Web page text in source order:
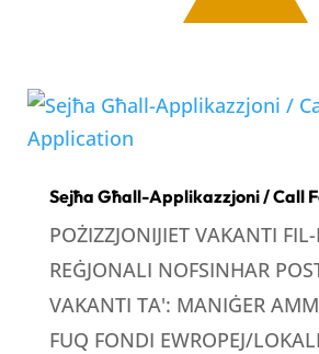
Sejħa Għall-Applikazzjoni / Call
POŻIZZJONIJIET VAKANTI
REĠJONALI NOFSINHAR
VAKANTI TA': MANIĠER
FUQ FONDI EWROPEJ/